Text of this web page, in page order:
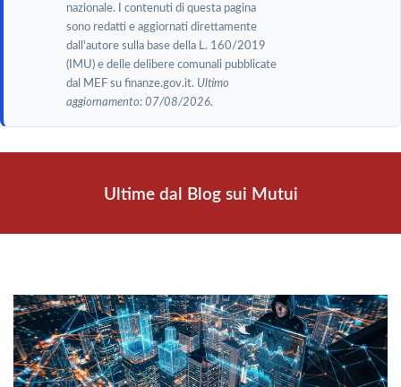
nazionale. I contenuti di questa pagina
sono redatti e aggiornati direttamente
dall'autore sulla base della L. 160/2019
(IMU) e delle delibere comunali pubblicate
dal MEF su finanze.gov.it. Ultimo
aggiornamento: 07/08/2026.
Ultime dal Blog sui Mutui